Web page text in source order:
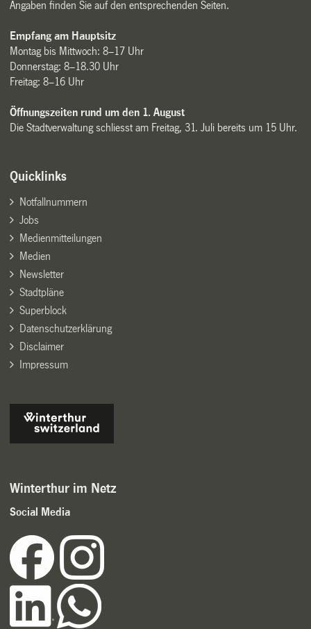
Angaben finden Sie auf den entsprechenden Seiten.
Empfang am Hauptsitz
Montag bis Mittwoch: 8–17 Uhr
Donnerstag: 8–18.30 Uhr
Freitag: 8–16 Uhr
Öffnungszeiten rund um den 1. August
Die Stadtverwaltung schliesst am Freitag, 31. Juli bereits um 15 Uhr.
Quicklinks
Notfallnummern
Jobs
Medienmitteilungen
Medien
Newsletter
Stadtpläne
Superblock
Datenschutzerklärung
Disclaimer
Impressum
Winterthur im Netz
Social Media